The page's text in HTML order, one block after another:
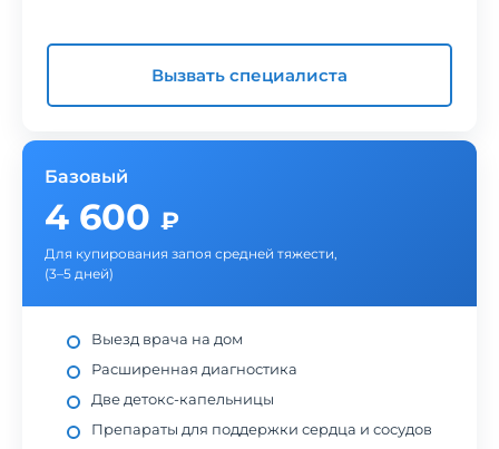
Вызвать специалиста
Базовый
4 600 ₽
Для купирования запоя средней тяжести,
(3–5 дней)
Выезд врача на дом
Расширенная диагностика
Две детокс-капельницы
Препараты для поддержки сердца и сосудов